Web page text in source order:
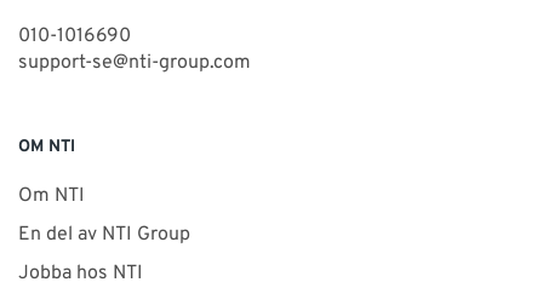
010-1016690
support-se@nti-group.com
OM NTI
Om NTI
En del av NTI Group
Jobba hos NTI